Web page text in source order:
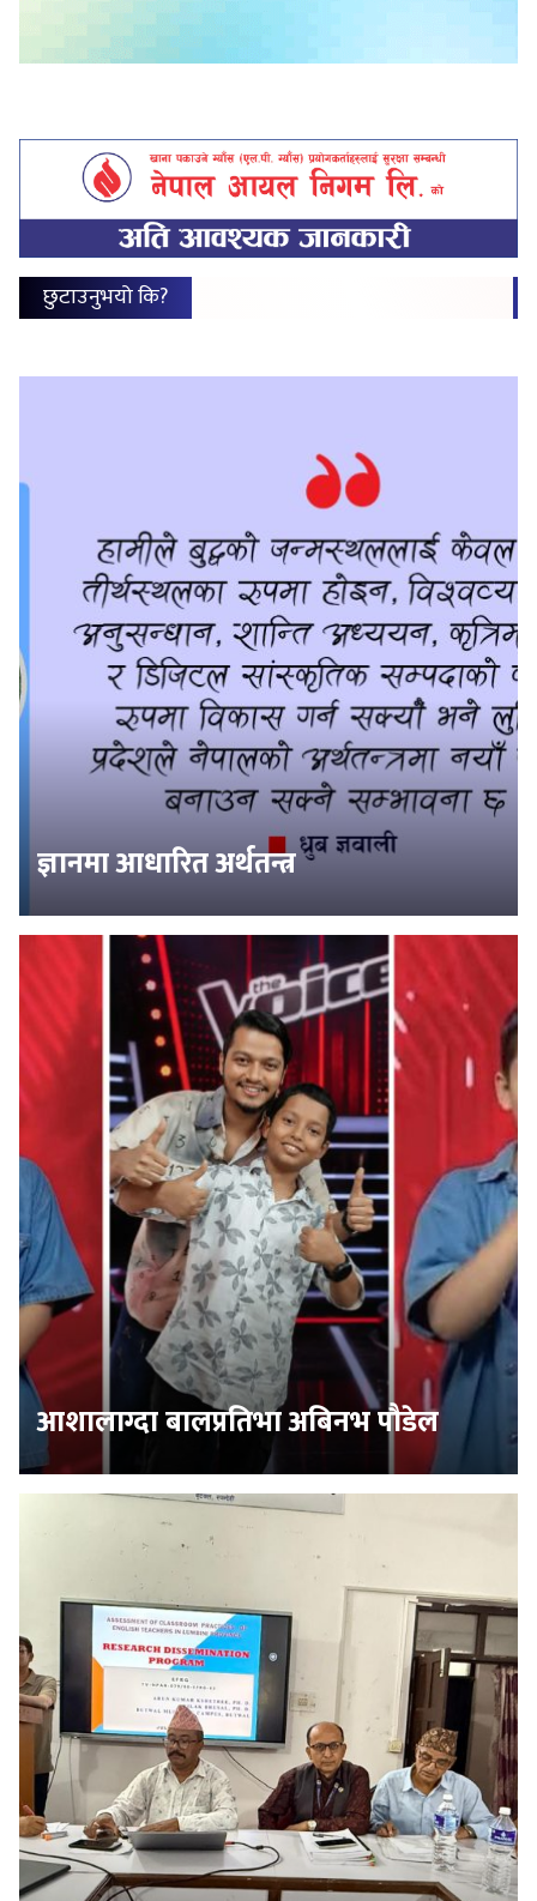
छुटाउनुभयो कि?
ज्ञानमा आधारित अर्थतन्त्र
आशालाग्दा बालप्रतिभा अबिनभ पौडेल